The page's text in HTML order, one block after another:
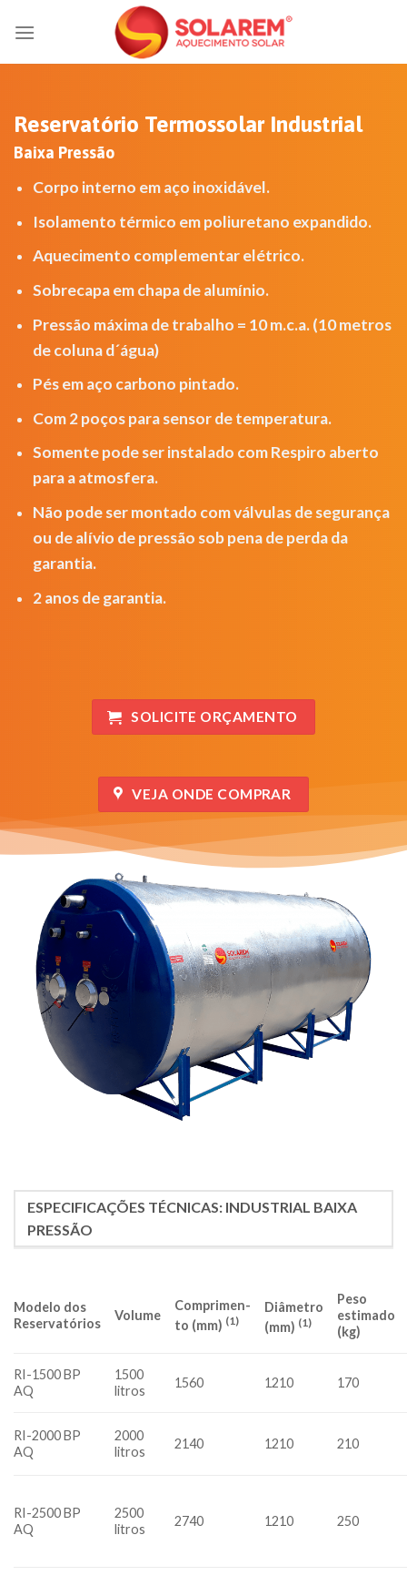
Reservatório Termossolar Industrial
Baixa Pressão
Corpo interno em aço inoxidável.
Isolamento térmico em poliuretano expandido.
Aquecimento complementar elétrico.
Sobrecapa em chapa de alumínio.
Pressão máxima de trabalho = 10 m.c.a. (10 metros
de coluna d´água)
Pés em aço carbono pintado.
Com 2 poços para sensor de temperatura.
Somente pode ser instalado com Respiro aberto
para a atmosfera.
Não pode ser montado com válvulas de segurança
ou de alívio de pressão sob pena de perda da
garantia.
2 anos de garantia.
SOLICITE ORÇAMENTO
VEJA ONDE COMPRAR
ESPECIFICAÇÕES TÉCNICAS: INDUSTRIAL BAIXA
PRESSÃO
Modelo dos
Reservatórios
Volume
Comprimen-
to (mm) (1)
Diâmetro
(mm) (1)
Peso
estimado
(kg)
RI-1500 BP
AQ
1500
litros
1560 1210 170
RI-2000 BP
AQ
2000
litros
2140 1210 210
RI-2500 BP
AQ
2500
litros
2740 1210 250